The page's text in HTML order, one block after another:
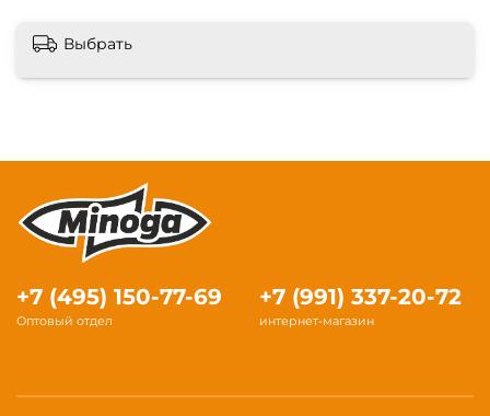
Выбрать
+7 (495) 150-77-69
Оптовый отдел
+7 (991) 337-20-72
интернет-магазин